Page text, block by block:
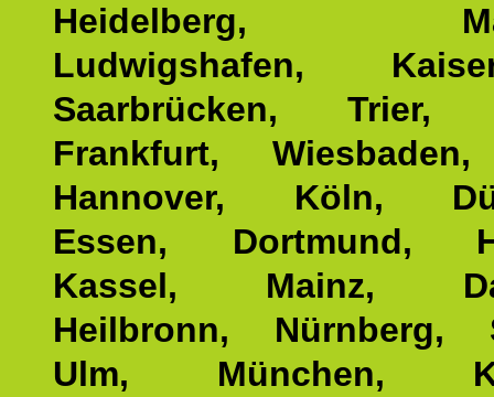
Heidelberg,
Ludwigshafen,
Saarbrücken, Trier,
Frankfurt,
Hannover, Köln,
Essen, Dortmund,
Kassel, Mainz,
Heilbronn, Nürnberg,
Ulm, München,